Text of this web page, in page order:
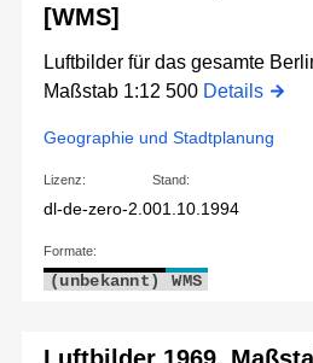
[WMS]
Luftbilder für das gesamte
Maßstab 1:12 500 Details
Geographie und Stadtplanung
Lizenz:
dl-de-zero-2.0
Stand:
01.10.1994
Formate:
(unbekannt) WMS